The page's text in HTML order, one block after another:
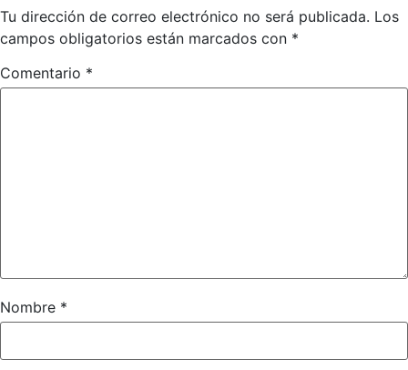
Tu dirección de correo electrónico no será publicada. Los
campos obligatorios están marcados con *
Comentario *
Nombre *